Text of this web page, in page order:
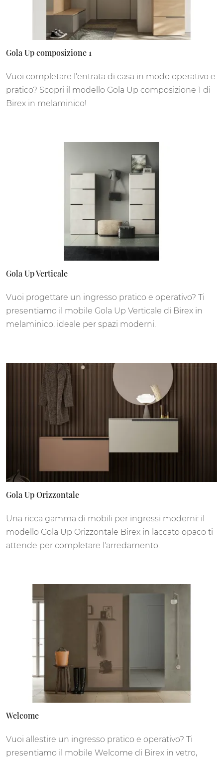
Gola Up composizione 1
Vuoi completare l'entrata di casa in modo operativo e
pratico? Scopri il modello Gola Up composizione 1 di
Birex in melaminico!
Gola Up Verticale
Vuoi progettare un ingresso pratico e operativo? Ti
presentiamo il mobile Gola Up Verticale di Birex in
melaminico, ideale per spazi moderni.
Gola Up Orizzontale
Una ricca gamma di mobili per ingressi moderni: il
modello Gola Up Orizzontale Birex in laccato opaco ti
attende per completare l'arredamento.
Welcome
Vuoi allestire un ingresso pratico e operativo? Ti
presentiamo il mobile Welcome di Birex in vetro,